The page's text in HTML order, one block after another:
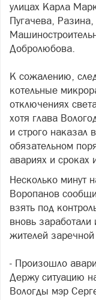
улицах Карла
Пугачева,
Добролюбова.
К сожалению,
котельные
отключениях
хотя глава
и строго наказал
обязательном
авариях и сроках
Несколько минут
Воропанов
взять под
вновь
жителей
- Произошло
Держу ситуацию
Вологды мэр